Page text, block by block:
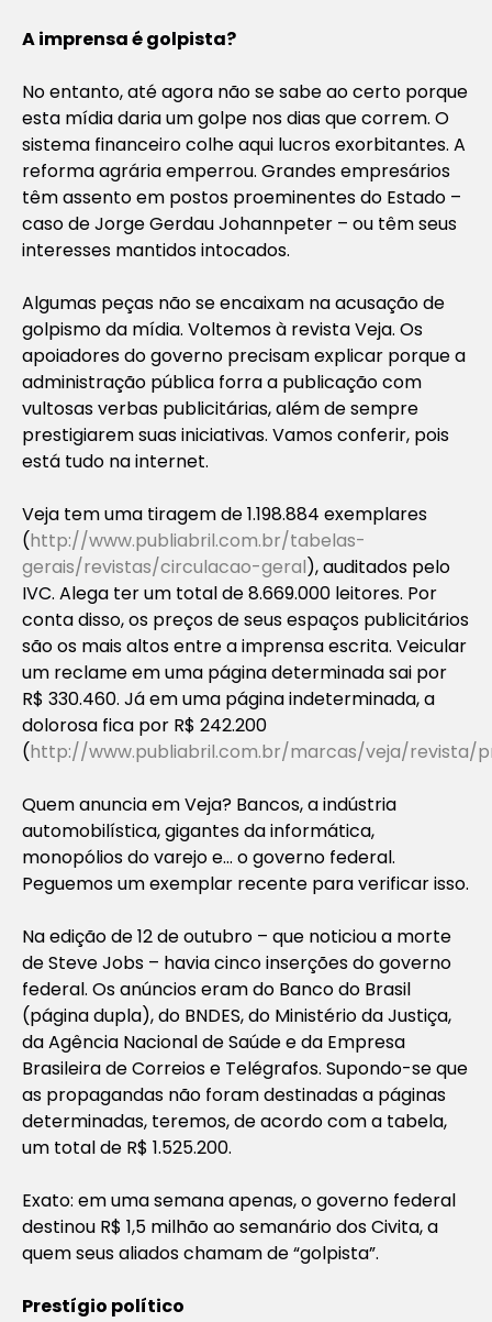
A imprensa é golpista?
No entanto, até agora não se sabe ao certo porque
esta mídia daria um golpe nos dias que correm. O
sistema financeiro colhe aqui lucros exorbitantes. A
reforma agrária emperrou. Grandes empresários
têm assento em postos proeminentes do Estado –
caso de Jorge Gerdau Johannpeter – ou têm seus
interesses mantidos intocados.
Algumas peças não se encaixam na acusação de
golpismo da mídia. Voltemos à revista Veja. Os
apoiadores do governo precisam explicar porque a
administração pública forra a publicação com
vultosas verbas publicitárias, além de sempre
prestigiarem suas iniciativas. Vamos conferir, pois
está tudo na internet.
Veja tem uma tiragem de 1.198.884 exemplares
(http://www.publiabril.com.br/tabelas-
gerais/revistas/circulacao-geral), auditados pelo
IVC. Alega ter um total de 8.669.000 leitores. Por
conta disso, os preços de seus espaços publicitários
são os mais altos entre a imprensa escrita. Veicular
um reclame em uma página determinada sai por
R$ 330.460. Já em uma página indeterminada, a
dolorosa fica por R$ 242.200
(http://www.publiabril.com.br/marcas/veja/revista/
Quem anuncia em Veja? Bancos, a indústria
automobilística, gigantes da informática,
monopólios do varejo e… o governo federal.
Peguemos um exemplar recente para verificar isso.
Na edição de 12 de outubro – que noticiou a morte
de Steve Jobs – havia cinco inserções do governo
federal. Os anúncios eram do Banco do Brasil
(página dupla), do BNDES, do Ministério da Justiça,
da Agência Nacional de Saúde e da Empresa
Brasileira de Correios e Telégrafos. Supondo-se que
as propagandas não foram destinadas a páginas
determinadas, teremos, de acordo com a tabela,
um total de R$ 1.525.200.
Exato: em uma semana apenas, o governo federal
destinou R$ 1,5 milhão ao semanário dos Civita, a
quem seus aliados chamam de “golpista”.
Prestígio político